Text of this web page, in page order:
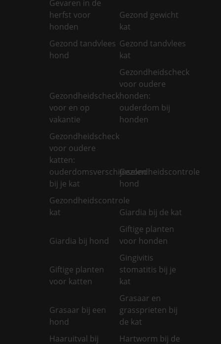
Gevaren in de
herfst voor
honden
Gezond gewicht
kat
Gezond tandvlees
hond
Gezond tandvlees
kat
Gezondheidscheck
voor en op
vakantie
Gezondheidscheck
voor oudere
honden:
ouderdom bij
honden
Gezondheidscheck
voor oudere
katten:
ouderdomsverschijnselen
bij je kat
Gezondheidscontrole
hond
Gezondheidscontrole
kat
Giardia bij de kat
Giardia bij hond
Giftige planten
voor honden
Giftige planten
voor katten
Gingivitis
stomatitis bij je
kat
Grasaar bij een
hond
Grasaar en
grassprieten bij
de kat
Haaruitval bij
Hartworm bij de